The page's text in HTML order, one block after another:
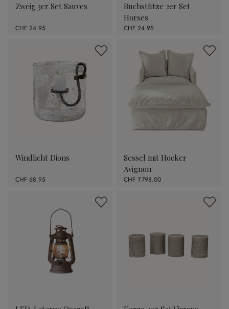
Zweig 3er Set Sauves
CHF 24.95
Buchstütze 2er Set
Horses
CHF 24.95
Windlicht Dions
CHF 68.95
Sessel mit Hocker
Avignon
CHF 1’798.00